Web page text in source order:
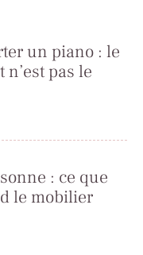
un piano : le
pas le
: ce que
le mobilier